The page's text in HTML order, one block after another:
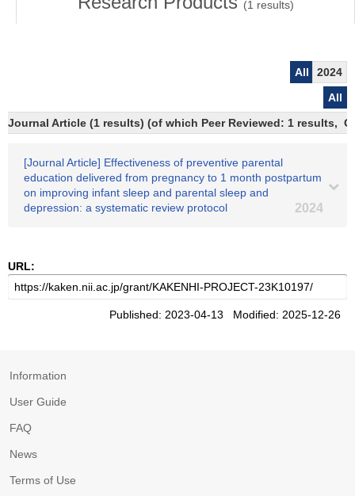
(1 results)
All
2024
All
Journal Article (1 results) (of which Peer Reviewed: 1 results,
[Journal Article] Effectiveness of preventive parental
education delivered from pregnancy to 1 month postpartum
on improving infant sleep and parental sleep and
depression: a systematic review protocol
2024
URL:
Published: 2023-04-13 Modified: 2025-12-26
Information
User Guide
FAQ
News
Terms of Use